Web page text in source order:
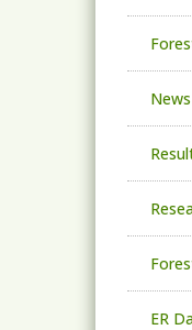
News
ER